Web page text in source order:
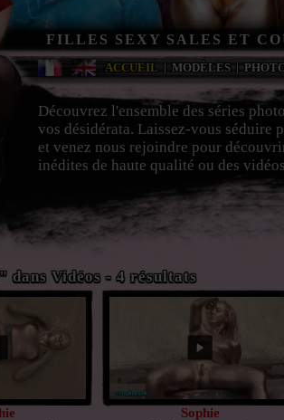
FILLES SEXY SALES ET
ACCUEIL | MODÈLES |
Découvrez l'ensemble des séries
vos désidérata. Laissez-vous séduire
et venez nous rejoindre pour
inédites de haute qualité ou des
dans Vidéos - 4 résultats
Sophie